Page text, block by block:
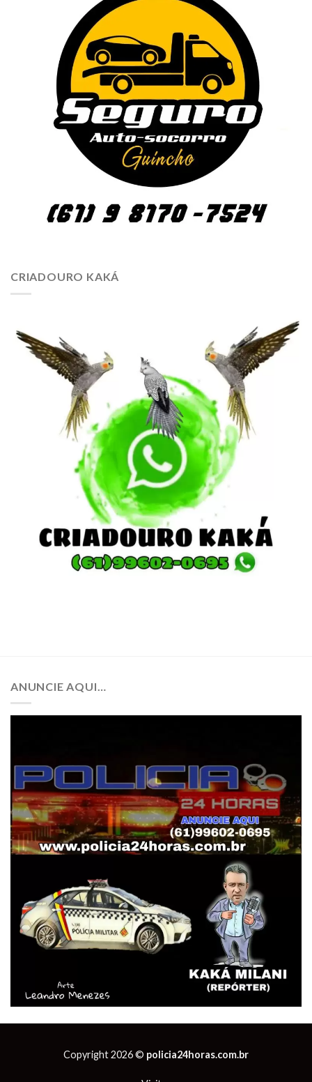
CRIADOURO KAKÁ
ANUNCIE AQUI…
Copyright 2026 © policia24horas.com.br